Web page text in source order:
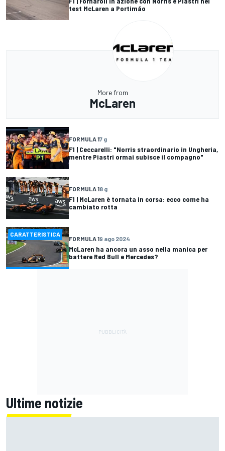
test McLaren a Portimão
More from
McLaren
FORMULA 17 g
F1 | Ceccarelli: "Norris straordinario in Ungheria,
mentre Piastri ormai subisce il compagno"
FORMULA 18 g
F1 | McLaren è tornata in corsa: ecco come ha
cambiato rotta
CARATTERISTICA
FORMULA 19 ago 2024
McLaren ha ancora un asso nella manica per
battere Red Bull e Mercedes?
Ultime notizie